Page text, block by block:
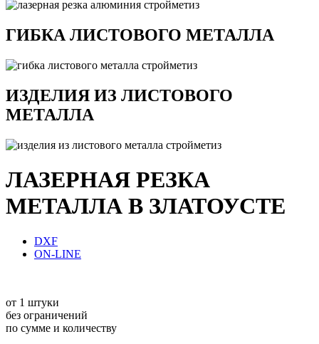
ГИБКА ЛИСТОВОГО МЕТАЛЛА
ИЗДЕЛИЯ ИЗ ЛИСТОВОГО
МЕТАЛЛА
ЛАЗЕРНАЯ РЕЗКА
МЕТАЛЛА В ЗЛАТОУСТЕ
DXF
ON-LINE
от 1 штуки
без ограничений
по сумме и количеству